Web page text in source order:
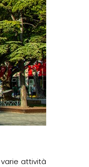
attività